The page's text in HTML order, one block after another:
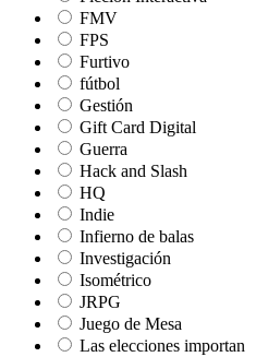
FMV
FPS
Furtivo
fútbol
Gestión
Gift Card Digital
Guerra
Hack and Slash
HQ
Indie
Infierno de balas
Investigación
Isométrico
JRPG
Juego de Mesa
Las elecciones importan